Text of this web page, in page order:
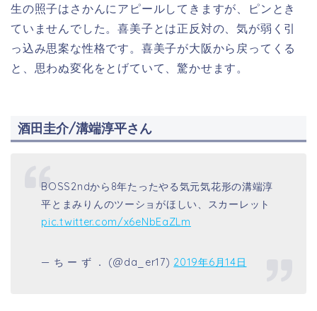
生の照子はさかんにアピールしてきますが、ピンとき
ていませんでした。喜美子とは正反対の、気が弱く引
っ込み思案な性格です。喜美子が大阪から戻ってくる
と、思わぬ変化をとげていて、驚かせます。
酒田圭介/溝端淳平さん
BOSS2ndから8年たったやる気元気花形の溝端淳
平とまみりんのツーショがほしい、スカーレット
pic.twitter.com/x6eNbEaZLm
— ち ー ず ． (@da_er17) 2019年6月14日